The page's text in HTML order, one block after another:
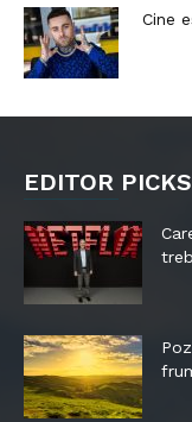
Cine
EDITOR PICKS